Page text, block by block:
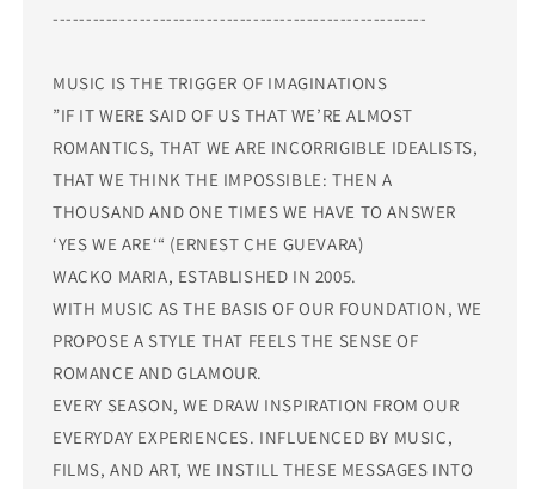
--------------------------------------------------------
MUSIC IS THE TRIGGER OF IMAGINATIONS
”IF IT WERE SAID OF US THAT WE’RE ALMOST
ROMANTICS, THAT WE ARE INCORRIGIBLE IDEALISTS,
THAT WE THINK THE IMPOSSIBLE: THEN A
THOUSAND AND ONE TIMES WE HAVE TO ANSWER
‘YES WE ARE‘“ (ERNEST CHE GUEVARA)
WACKO MARIA, ESTABLISHED IN 2005.
WITH MUSIC AS THE BASIS OF OUR FOUNDATION, WE
PROPOSE A STYLE THAT FEELS THE SENSE OF
ROMANCE AND GLAMOUR.
EVERY SEASON, WE DRAW INSPIRATION FROM OUR
EVERYDAY EXPERIENCES. INFLUENCED BY MUSIC,
FILMS, AND ART, WE INSTILL THESE MESSAGES INTO